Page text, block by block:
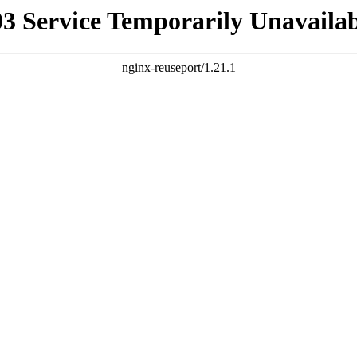
Service Temporarily
nginx-reuseport/1.21.1